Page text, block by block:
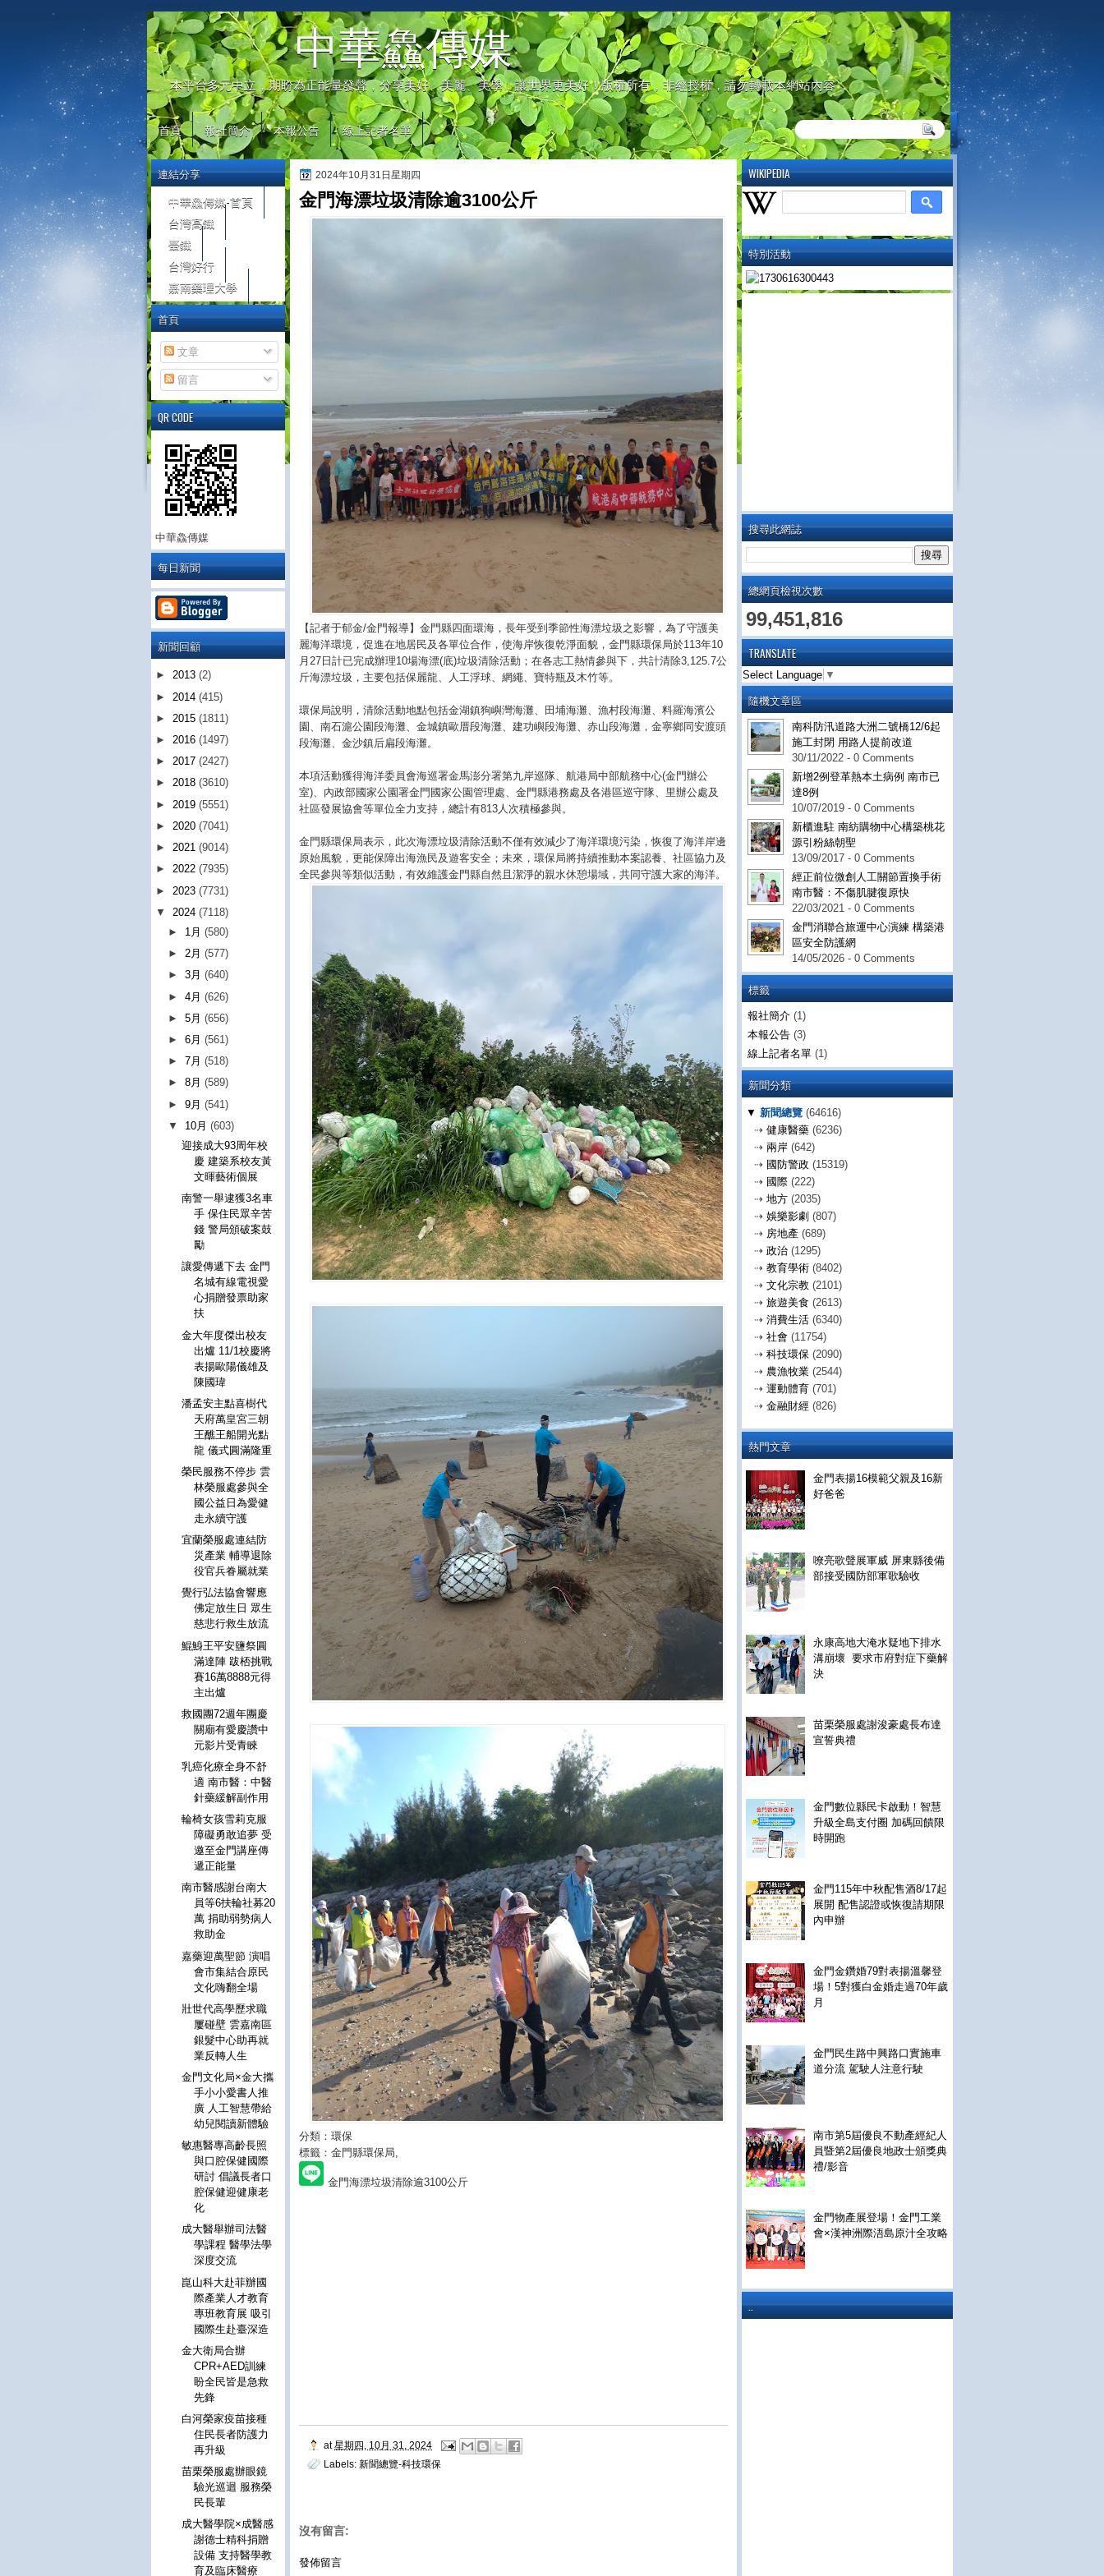
中華鱻傳媒
本平台多元中立，期盼為正能量發聲，分享美好、美麗、美學，讓世界更美好！版權所有，非經授權，請勿轉載本網站內容
首頁 報社簡介 本報公告 線上記者名單
WIKIPEDIA
特別活動
搜尋此網誌
總網頁檢視次數
99,451,816
TRANSLATE
Select Language ▼
隨機文章區
南科防汛道路大洲二號橋12/6起
施工封閉 用路人提前改道
30/11/2022 - 0 Comments
新增2例登革熱本土病例 南市已
達8例
10/07/2019 - 0 Comments
新櫃進駐 南紡購物中心構築桃花
源引粉絲朝聖
13/09/2017 - 0 Comments
經正前位微創人工關節置換手術
南市醫：不傷肌腱復原快
22/03/2021 - 0 Comments
金門消聯合旅運中心演練 構築港
區安全防護網
14/05/2026 - 0 Comments
標籤
報社簡介 (1)
本報公告 (3)
線上記者名單 (1)
新聞分類
▼ 新聞總覽 (64616)
⇢ 健康醫藥 (6236)
⇢ 兩岸 (642)
⇢ 國防警政 (15319)
⇢ 國際 (222)
⇢ 地方 (2035)
⇢ 娛樂影劇 (807)
⇢ 房地產 (689)
⇢ 政治 (1295)
⇢ 教育學術 (8402)
⇢ 文化宗教 (2101)
⇢ 旅遊美食 (2613)
⇢ 消費生活 (6340)
⇢ 社會 (11754)
⇢ 科技環保 (2090)
⇢ 農漁牧業 (2544)
⇢ 運動體育 (701)
⇢ 金融財經 (826)
熱門文章
金門表揚16模範父親及16新
好爸爸
嘹亮歌聲展軍威 屏東縣後備
部接受國防部軍歌驗收
永康高地大淹水疑地下排水
溝崩壞 要求市府對症下藥解
決
苗栗榮服處謝浚豪處長布達
宣誓典禮
金門數位縣民卡啟動！智慧
升級全島支付圈 加碼回饋限
時開跑
金門115年中秋配售酒8/17起
展開 配售認證或恢復請期限
內申辦
金門金鑽婚79對表揚溫馨登
場！5對獲白金婚走過70年歲
月
金門民生路中興路口實施車
道分流 駕駛人注意行駛
南市第5屆優良不動產經紀人
員暨第2屆優良地政士頒獎典
禮/影音
金門物產展登場！金門工業
會×漢神洲際浯島原汁全攻略
..
2024年10月31日星期四
金門海漂垃圾清除逾3100公斤
【記者于郁金/金門報導】金門縣四面環海，長年受到季節性海漂垃圾之影響，為了守護美
麗海洋環境，促進在地居民及各單位合作，使海岸恢復乾淨面貌，金門縣環保局於113年10
月27日計已完成辦理10場海漂(底)垃圾清除活動；在各志工熱情參與下，共計清除3,125.7公
斤海漂垃圾，主要包括保麗龍、人工浮球、網繩、寶特瓶及木竹等。
環保局說明，清除活動地點包括金湖鎮狗嶼灣海灘、田埔海灘、漁村段海灘、料羅海濱公
園、南石滬公園段海灘、金城鎮歐厝段海灘、建功嶼段海灘、赤山段海灘，金寧鄉同安渡頭
段海灘、金沙鎮后扁段海灘。
本項活動獲得海洋委員會海巡署金馬澎分署第九岸巡隊、航港局中部航務中心(金門辦公
室)、內政部國家公園署金門國家公園管理處、金門縣港務處及各港區巡守隊、里辦公處及
社區發展協會等單位全力支持，總計有813人次積極參與。
金門縣環保局表示，此次海漂垃圾清除活動不僅有效減少了海洋環境污染，恢復了海洋岸邊
原始風貌，更能保障出海漁民及遊客安全；未來，環保局將持續推動本案認養、社區協力及
全民參與等類似活動，有效維護金門縣自然且潔淨的親水休憩場域，共同守護大家的海洋。
分類：環保
標籤：金門縣環保局
金門海漂垃圾清除逾3100公斤
at 星期四, 10月 31, 2024
Labels: 新聞總覽-科技環保
沒有留言:
發佈留言
連結分享
中華鱻傳媒-首頁
台灣高鐵
臺鐵
台灣好行
嘉南藥理大學
首頁
文章
留言
QR CODE
中華鱻傳媒
每日新聞
新聞回顧
► 2013 (2)
► 2014 (415)
► 2015 (1811)
► 2016 (1497)
► 2017 (2427)
► 2018 (3610)
► 2019 (5551)
► 2020 (7041)
► 2021 (9014)
► 2022 (7935)
► 2023 (7731)
▼ 2024 (7118)
► 1月(580)
►2月(577)
►3月(640)
►4月(626)
►5月(656)
►6月(561)
►7月(518)
►8月(589)
►9月(541)
▼ 10月(603)
迎接成大93周年校
慶 建築系校友黃
文暉藝術個展
南警一舉逮獲3名車
手 保住民眾辛苦
錢 警局頒破案鼓
勵
讓愛傳遞下去 金門
名城有線電視愛
心捐贈發票助家
扶
金大年度傑出校友
出爐 11/1校慶將
表揚歐陽儀雄及
陳國瑋
潘孟安主點喜樹代
天府萬皇宮三朝
王醮王船開光點
龍 儀式圓滿隆重
榮民服務不停步 雲
林榮服處參與全
國公益日為愛健
走永續守護
宜蘭榮服處連結防
災產業 輔導退除
役官兵眷屬就業
覺行弘法協會響應
佛定放生日 眾生
慈悲行救生放流
鯤鯓王平安鹽祭圓
滿達陣 跋桮挑戰
賽16萬8888元得
主出爐
救國團72週年團慶
關廟有愛慶讚中
元影片受青睞
乳癌化療全身不舒
適 南市醫：中醫
針藥緩解副作用
輪椅女孩雪莉克服
障礙勇敢追夢 受
邀至金門講座傳
遞正能量
南市醫感謝台南大
員等6扶輪社募20
萬 捐助弱勢病人
救助金
嘉藥迎萬聖節 演唱
會市集結合原民
文化嗨翻全場
壯世代高學歷求職
屢碰壁 雲嘉南區
銀髮中心助再就
業反轉人生
金門文化局×金大攜
手小小愛書人推
廣 人工智慧帶給
幼兒閱讀新體驗
敏惠醫專高齡長照
與口腔保健國際
研討 倡議長者口
腔保健迎健康老
化
成大醫舉辦司法醫
學課程 醫學法學
深度交流
崑山科大赴菲辦國
際產業人才教育
專班教育展 吸引
國際生赴臺深造
金大衛局合辦
CPR+AED訓練
盼全民皆是急救
先鋒
白河榮家疫苗接種
住民長者防護力
再升級
苗栗榮服處辦眼鏡
驗光巡迴 服務榮
民長輩
成大醫學院×成醫感
謝德士精科捐贈
設備 支持醫學教
育及臨床醫療